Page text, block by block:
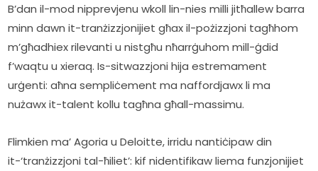
B’dan il-mod nipprevjenu wkoll lin-nies milli jitħallew barra
minn dawn it-tranżizzjonijiet għax il-pożizzjoni tagħhom
m’għadhiex rilevanti u nistgħu nħarrġuhom mill-ġdid
f’waqtu u xieraq. Is-sitwazzjoni hija estremament
urġenti: aħna sempliċement ma naffordjawx li ma
nużawx it-talent kollu tagħna għall-massimu.
Flimkien ma’ Agoria u Deloitte, irridu nantiċipaw din
it-‘tranżizzjoni tal-ħiliet’: kif nidentifikaw liema funzjonijiet